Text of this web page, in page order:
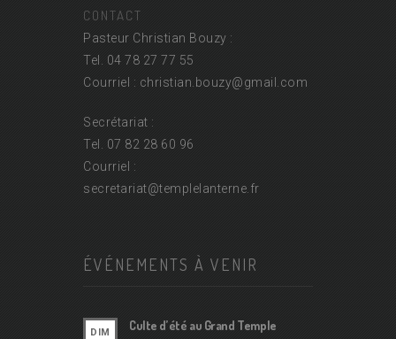
CONTACT
Pasteur Christian Bouzy :
Tel. 04 78 27 77 55
Courriel : christian.bouzy@gmail.com
Secrétariat :
Tel. 07 82 28 60 96
Courriel :
secretariat@templelanterne.fr
ÉVÉNEMENTS À VENIR
DIM Culte d’été au Grand Temple